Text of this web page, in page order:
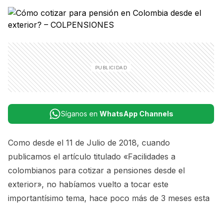
Síganos en WhatsApp Channels
Como desde el 11 de Julio de 2018, cuando
publicamos el artículo titulado «Facilidades a
colombianos para cotizar a pensiones desde el
exterior», no habíamos vuelto a tocar este
importantísimo tema, hace poco más de 3 meses esta